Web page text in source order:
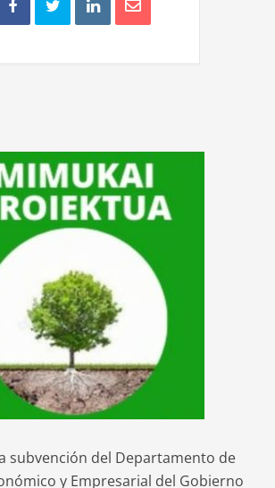
subvención del Departamento de
y Empresarial del Gobierno